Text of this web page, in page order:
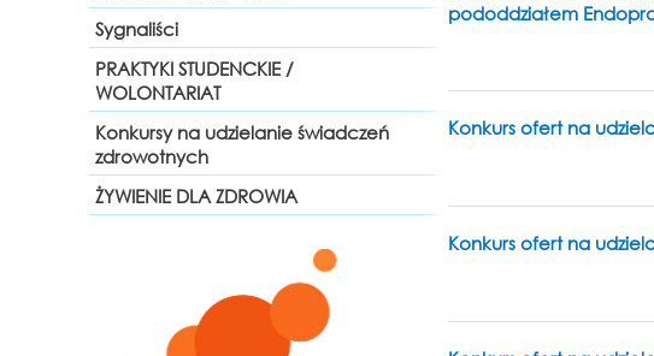
Sygnaliści
PRAKTYKI STUDENCKIE /
WOLONTARIAT
Konkursy na udzielanie świadczeń
zdrowotnych
ŻYWIENIE DLA ZDROWIA
pododdziałem
Konkurs ofert na
Konkurs ofert na